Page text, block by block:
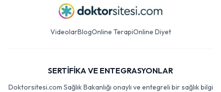
VideolarBlogOnline TerapiOnline Diyet
SERTİFİKA VE ENTEGRASYONLAR
Doktorsitesi.com Sağlık Bakanlığı onaylı ve entegreli bir sağlık bilgi